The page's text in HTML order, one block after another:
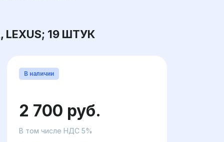
19 ШТУК
В наличии
2 700 руб.
В том числе НДС 5%